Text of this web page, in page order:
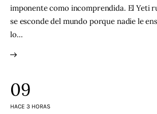
imponente como incomprendida. El Yeti
se esconde del mundo porque nadie le
lo…
09
HACE 3 HORAS